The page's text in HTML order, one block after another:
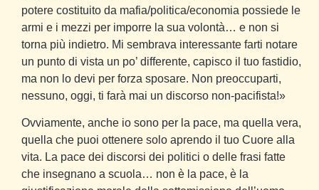
potere costituito da mafia/politica/economia possiede le
armi e i mezzi per imporre la sua volontà… e non si
torna più indietro. Mi sembrava interessante farti notare
un punto di vista un po’ differente, capisco il tuo fastidio,
ma non lo devi per forza sposare. Non preoccuparti,
nessuno, oggi, ti farà mai un discorso non-pacifista!»
Ovviamente, anche io sono per la pace, ma quella vera,
quella che puoi ottenere solo aprendo il tuo Cuore alla
vita. La pace dei discorsi dei politici o delle frasi fatte
che insegnano a scuola… non è la pace, è la